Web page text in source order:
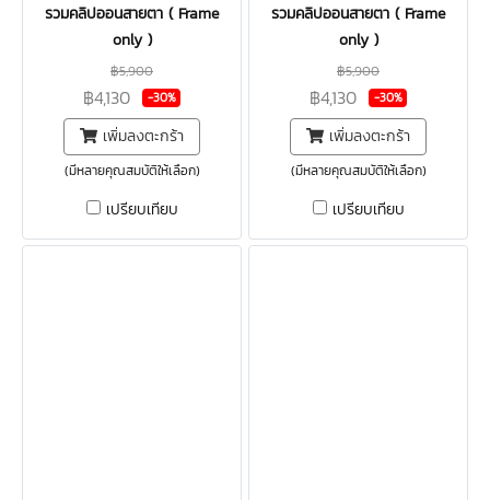
รวมคลิปออนสายตา ( Frame
only )
฿5,900
฿4,130 -30%
เพิ่มลงตะกร้า
(มีหลายคุณสมบัติให้เลือก)
เปรียบเทียบ
รวมคลิปออนสายตา ( Frame
only )
฿5,900
฿4,130 -30%
เพิ่มลงตะกร้า
(มีหลายคุณสมบัติให้เลือก)
เปรียบเทียบ